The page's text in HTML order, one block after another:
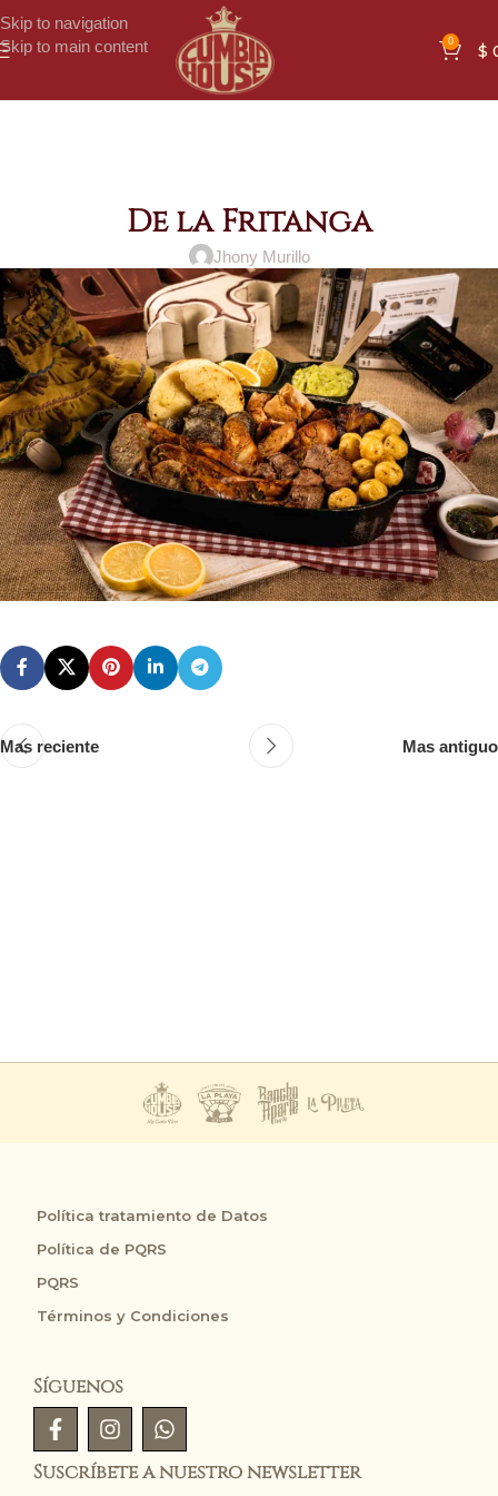
Skip to navigation
Skip to main content
0 $
De la Fritanga
Jhony Murillo
Mas reciente Mas antiguo
Política tratamiento de Datos
Política de PQRS
PQRS
Términos y Condiciones
Síguenos
Suscríbete a nuestro newsletter